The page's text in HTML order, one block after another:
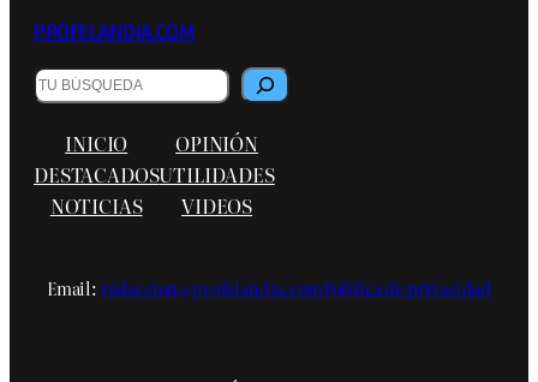
PROFELANDIA.COM
Buscar
INICIO
DESTACADOS
NOTICIAS
OPINIÓN
UTILIDADES
VIDEOS
Email:redaccion@profelandia.comPolítica de privacidad